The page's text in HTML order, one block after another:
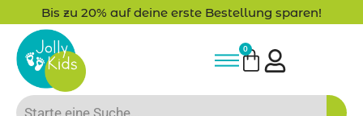
Bis zu 20% auf deine erste Bestellung sparen!
0